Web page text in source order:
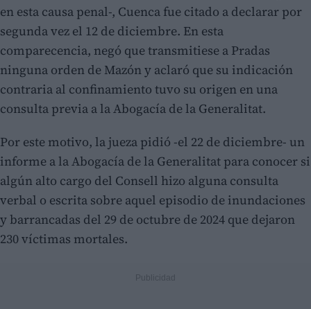
en esta causa penal-, Cuenca fue citado a declarar por
segunda vez el 12 de diciembre. En esta
comparecencia, negó que transmitiese a Pradas
ninguna orden de Mazón y aclaró que su indicación
contraria al confinamiento tuvo su origen en una
consulta previa a la Abogacía de la Generalitat.
Por este motivo, la jueza pidió -el 22 de diciembre- un
informe a la Abogacía de la Generalitat para conocer si
algún alto cargo del Consell hizo alguna consulta
verbal o escrita sobre aquel episodio de inundaciones
y barrancadas del 29 de octubre de 2024 que dejaron
230 víctimas mortales.